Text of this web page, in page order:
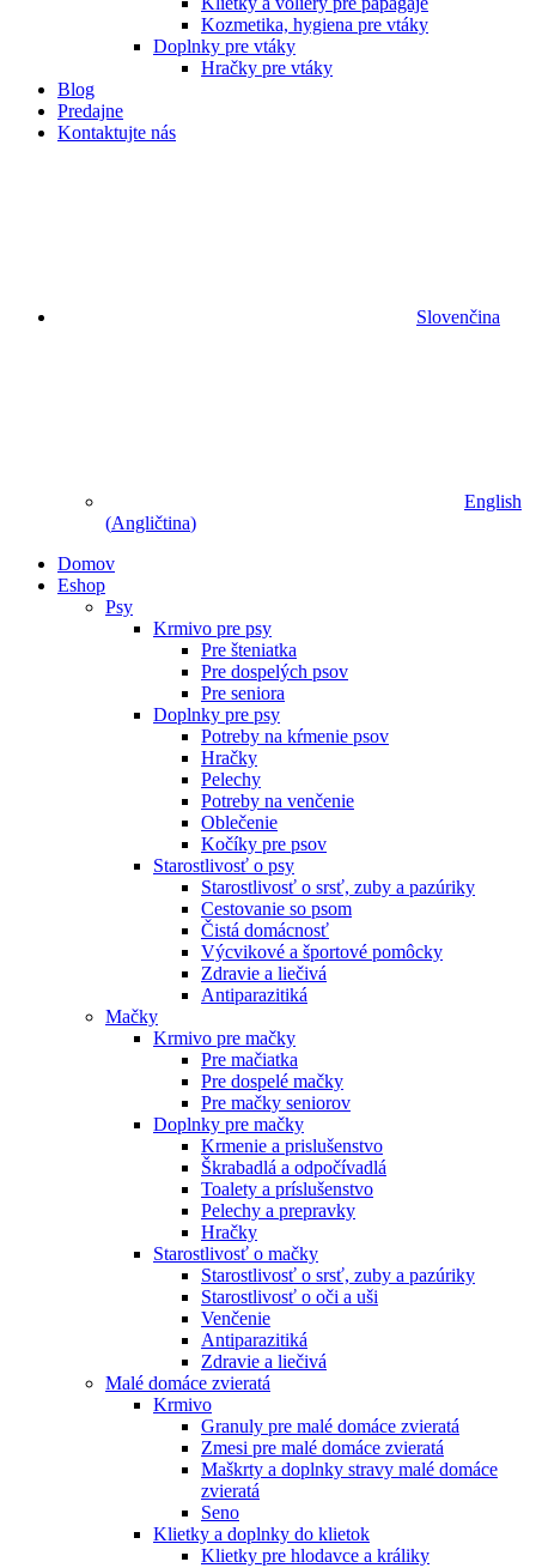
Kozmetika, hygiena pre vtáky
Doplnky pre vtáky
Hračky pre vtáky
Blog
Predajne
Kontaktujte nás
Slovenčina
English
(Angličtina)
Domov
Eshop
Psy
Krmivo pre psy
Pre šteniatka
Pre dospelých psov
Pre seniora
Doplnky pre psy
Potreby na kŕmenie psov
Hračky
Pelechy
Potreby na venčenie
Oblečenie
Kočíky pre psov
Starostlivosť o psy
Starostlivosť o srsť, zuby a pazúriky
Cestovanie so psom
Čistá domácnosť
Výcvikové a športové pomôcky
Zdravie a liečivá
Antiparazitiká
Mačky
Krmivo pre mačky
Pre mačiatka
Pre dospelé mačky
Pre mačky seniorov
Doplnky pre mačky
Krmenie a prislušenstvo
Škrabadlá a odpočívadlá
Toalety а príslušenstvo
Pelechy a prepravky
Hračky
Starostlivosť o mačky
Starostlivosť o srsť, zuby a pazúriky
Starostlivosť o oči a uši
Venčenie
Antiparazitiká
Zdravie a liečivá
Malé domáce zvieratá
Krmivo
Granuly pre malé domáce zvieratá
Zmesi pre malé domáce zvieratá
Maškrty a doplnky stravy malé domáce
zvieratá
Seno
Klietky a doplnky do klietok
Klietky pre hlodavce a králiky